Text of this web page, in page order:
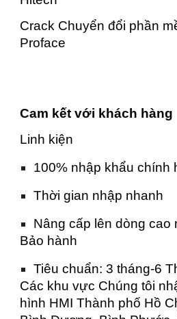
Crack Chuyển đổi phần
Proface
Cam kết với khách hàng
Linh kiện
100% nhập khẩu chính
Thời gian nhập nhanh
Nâng cấp lên dòng cao
Bảo hành
Tiêu chuẩn: 3 tháng-6
Các khu vực Chúng tôi
hình HMI Thành phố Hồ